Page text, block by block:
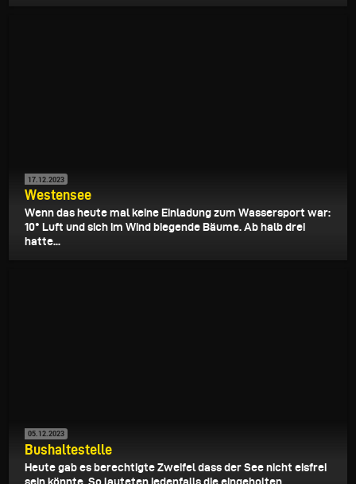
17.12.2023
Westensee
Wenn das heute mal keine Einladung zum Wassersport war:
10° Luft und sich im Wind biegende Bäume. Ab halb drei
hatte...
05.12.2023
Bushaltestelle
Heute gab es berechtigte Zweifel dass der See nicht eisfrei
sein könnte. So lauteten jedenfalls die eingeholten...